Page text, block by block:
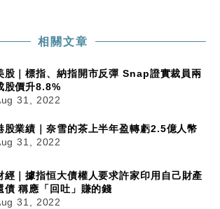
相關文章
股｜標指、納指開市反彈 Snap證實裁員兩
股價升8.8%
31, 2022
股業績｜奈雪的茶上半年盈轉虧2.5億人幣
31, 2022
經｜據指恒大債權人要求許家印用自己財產
債 稱應「回吐」賺的錢
31, 2022